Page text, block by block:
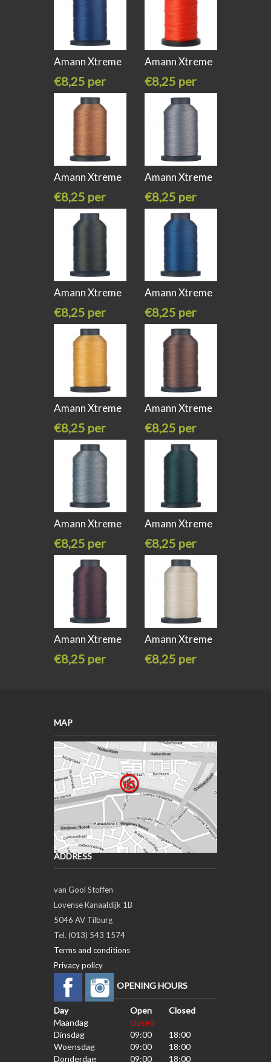
Amann Xtreme
€8,25 per
stuk
Amann Xtreme
€8,25 per
stuk
Amann Xtreme
€8,25 per
stuk
Amann Xtreme
€8,25 per
stuk
Amann Xtreme
€8,25 per
stuk
Amann Xtreme
€8,25 per
stuk
Amann Xtreme
€8,25 per
stuk
Amann Xtreme
€8,25 per
stuk
Amann Xtreme
€8,25 per
stuk
Amann Xtreme
€8,25 per
stuk
Amann Xtreme
€8,25 per
Amann Xtreme
€8,25 per
MAP
ADDRESS
van Gool Stoffen
Lovense Kanaaldijk 1B
5046 AV Tilburg
Tel. (013) 543 1574
Terms and conditions
Privacy policy
OPENING HOURS
Day Open
Closed
Maandag
closed
Dinsdag
09:00
18:00
Woensdag
09:00
18:00
Donderdag
09:00 18:00